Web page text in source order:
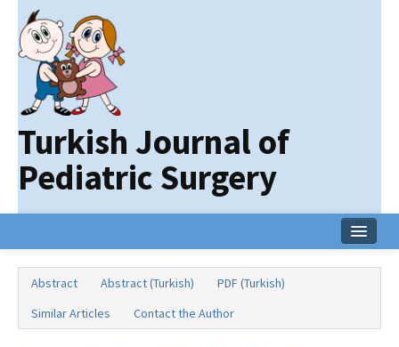
Turkish Journal of
Pediatric Surgery
Online First
Abstract Abstract (Turkish)
PDF (Turkish)
Similar Articles
Contact the Author